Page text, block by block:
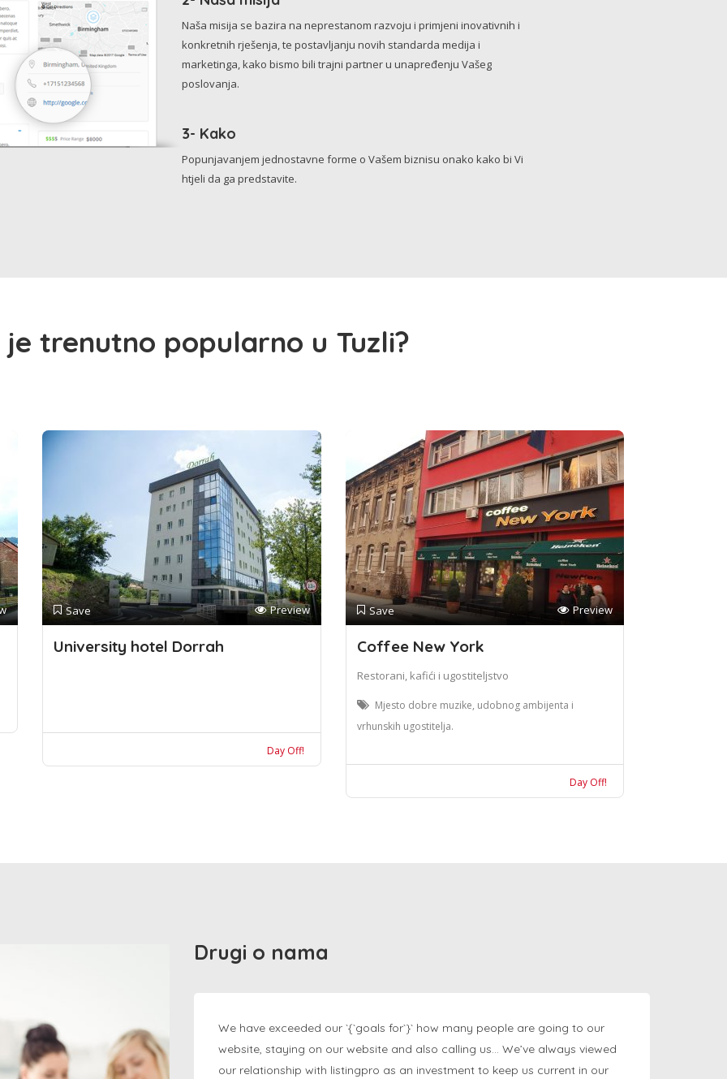
Naša misija se bazira na neprestanom razvoju i primjeni inovativnih i
konkretnih rješenja, te postavljanju novih standarda medija i
marketinga, kako bismo bili trajni partner u unapređenju Vašeg
poslovanja.
3- Kako
Popunjavanjem jednostavne forme o Vašem biznisu onako kako bi Vi
htjeli da ga predstavite.
je trenutno popularno u Tuzli?
Save Preview
University hotel Dorrah
Day Off!
Save Preview
Coffee New York
Restorani, kafići i ugostiteljstvo
Mjesto dobre muzike, udobnog ambijenta i
vrhunskih ugostitelja.
Day Off!
Drugi o nama
We have exceeded our `{`goals for`}` how many people are going to our
website, staying on our website and also calling us… We’ve always viewed
our relationship with listingpro as an investment to keep us current in our